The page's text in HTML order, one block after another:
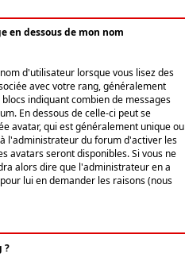
en dessous de mon nom
d'utilisateur lorsque vous lisez des
avec votre rang, généralement
indiquant combien de messages
En dessous de celle-ci peut se
avatar, qui est généralement unique ou
l'administrateur du forum d'activer les
avatars seront disponibles. Si vous ne
alors dire que l'administrateur en a
lui en demander les raisons (nous
?